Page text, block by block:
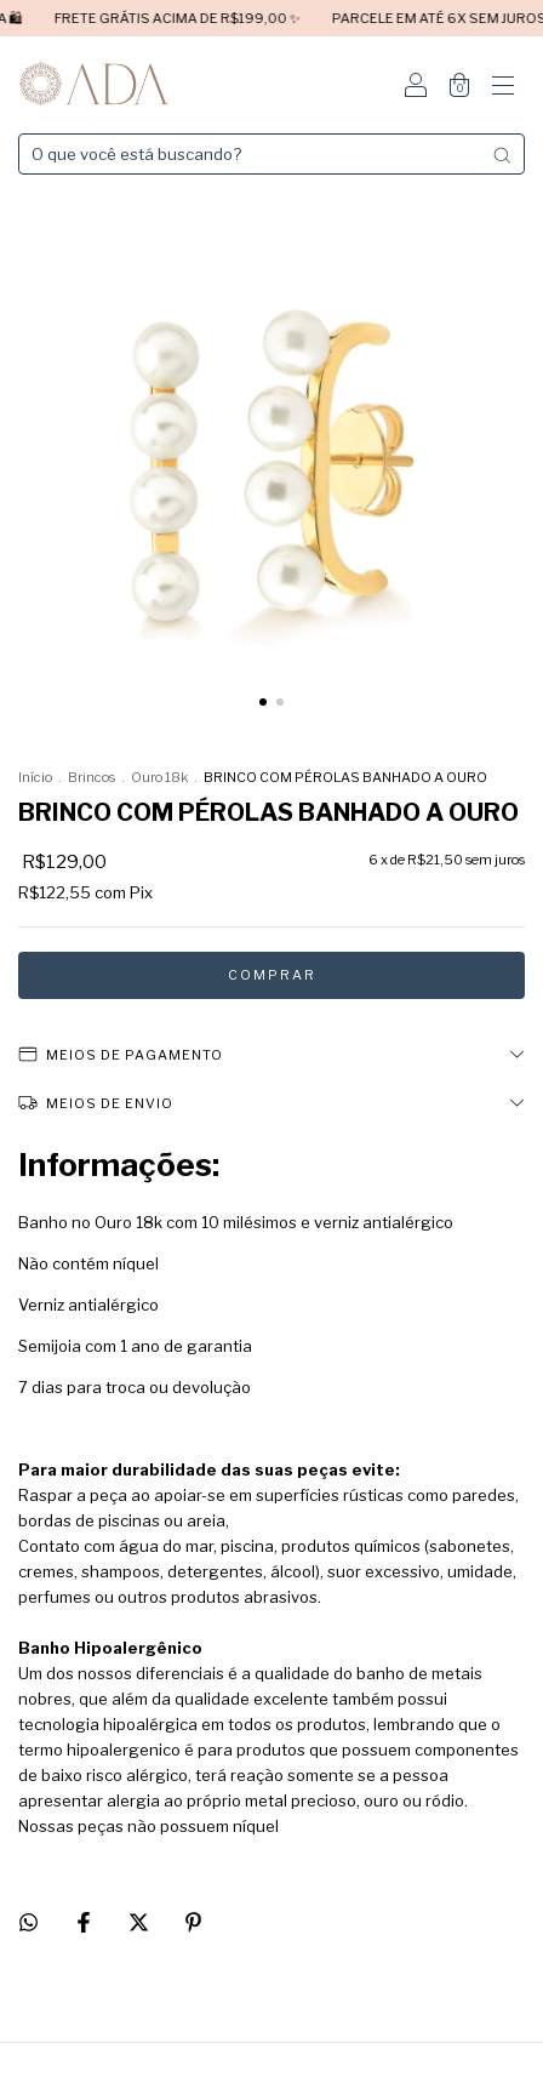
FRETE GRÁTIS ACIMA DE R$199,00 ✨ PARCELE EM ATÉ 6X SEM JUROS ✨
0
Início . Brincos . Ouro 18k . BRINCO COM PÉROLAS BANHADO A OURO
BRINCO COM PÉROLAS BANHADO A OURO
R$129,00 6 x de R$21,50 sem juros
R$122,55 com Pix
MEIOS DE PAGAMENTO
MEIOS DE ENVIO
Informações:
Banho no Ouro 18k com 10 milésimos e verniz antialérgico
Não contém níquel
Verniz antialérgico
Semijoia com 1 ano de garantia
7 dias para troca ou devolução
Para maior durabilidade das suas peças evite:
Raspar a peça ao apoiar-se em superfícies rústicas como paredes,
bordas de piscinas ou areia,
Contato com água do mar, piscina, produtos químicos (sabonetes,
cremes, shampoos, detergentes, álcool), suor excessivo, umidade,
perfumes ou outros produtos abrasivos.
Banho Hipoalergênico
Um dos nossos diferenciais é a qualidade do banho de metais
nobres, que além da qualidade excelente também possui
tecnologia hipoalérgica em todos os produtos, lembrando que o
termo hipoalergenico é para produtos que possuem componentes
de baixo risco alérgico, terá reação somente se a pessoa
apresentar alergia ao próprio metal precioso, ouro ou ródio.
Nossas peças não possuem níquel